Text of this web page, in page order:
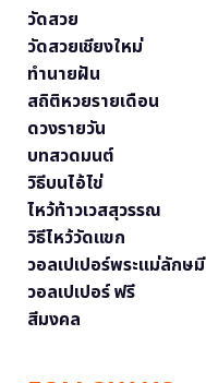
วัดสวย
วัดสวยเชียงใหม่
ทำนายฝัน
สถิติหวยรายเดือน
ดวงรายวัน
บทสวดมนต์
วิธีบนไอ้ไข่
ไหว้ท้าวเวสสุวรรณ
วิธีไหว้วัดแขก
วอลเปเปอร์พระแม่ลักษมี
วอลเปเปอร์ ฟรี
สีมงคล